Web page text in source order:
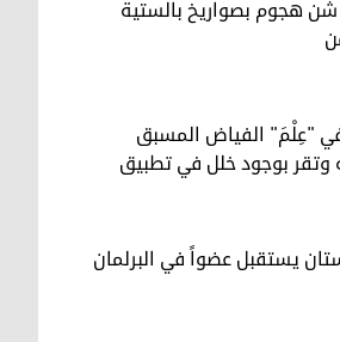
هجوم بصواريخ بالستية
"عِلْمَ" الفياض المسبق
بوجود خلل في تطبيق
يستقبل عضواً في البرلمان